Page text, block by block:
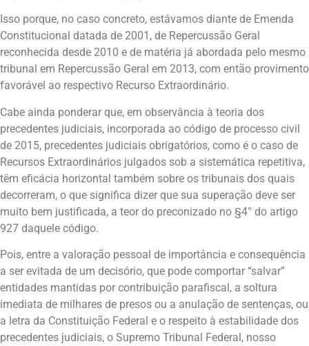
Isso porque, no caso concreto, estávamos diante de Emenda
Constitucional datada de 2001, de Repercussão Geral
reconhecida desde 2010 e de matéria já abordada pelo mesmo
tribunal em Repercussão Geral em 2013, com então provimento
favorável ao respectivo Recurso Extraordinário.
Cabe ainda ponderar que, em observância à teoria dos
precedentes judiciais, incorporada ao código de processo civil
de 2015, precedentes judiciais obrigatórios, como é o caso de
Recursos Extraordinários julgados sob a sistemática repetitiva,
têm eficácia horizontal também sobre os tribunais dos quais
decorreram, o que significa dizer que sua superação deve ser
muito bem justificada, a teor do preconizado no §4° do artigo
927 daquele código.
Pois, entre a valoração pessoal de importância e consequência
a ser evitada de um decisório, que pode comportar “salvar”
entidades mantidas por contribuição parafiscal, a soltura
imediata de milhares de presos ou a anulação de sentenças, ou
a letra da Constituição Federal e o respeito à estabilidade dos
precedentes judiciais, o Supremo Tribunal Federal, nosso